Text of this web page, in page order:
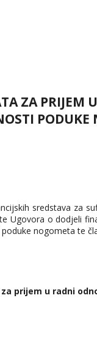
ZA PRIJEM
PODUKE
sredstava za
te Ugovora o dodjeli
nogometa te
prijem u radni